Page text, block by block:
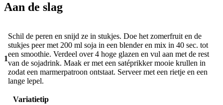
Aan de slag
1
Schil de peren en snijd ze in stukjes. Doe het zomerfruit en de
stukjes peer met 200 ml soja in een blender en mix in 40 sec. tot
een smoothie. Verdeel over 4 hoge glazen en vul aan met de rest
van de sojadrink. Maak er met een satéprikker mooie krullen in
zodat een marmerpatroon ontstaat. Serveer met een rietje en een
lange lepel.
Variatietip